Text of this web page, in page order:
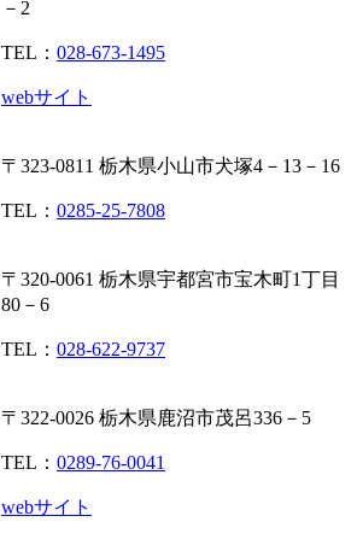
－2
TEL： 028-673-1495
webサイト
〒323-0811 栃木県小山市犬塚4－13－16
TEL： 0285-25-7808
〒320-0061 栃木県宇都宮市宝木町1丁目
80－6
TEL： 028-622-9737
〒322-0026 栃木県鹿沼市茂呂336－5
TEL： 0289-76-0041
webサイト